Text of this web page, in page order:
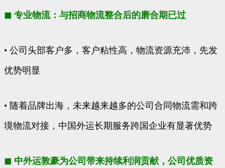
◼ 专业物流：与招商物流整合后的磨合期已过
• 公司头部客户多，客户粘性高，物流资源充沛，先发
优势明显
• 随着品牌出海，未来越来越多的公司合同物流需和跨
境物流对接，中国外运长期服务跨国企业有显著优势
◼ 中外运敦豪为公司带来持续利润贡献，公司优质资